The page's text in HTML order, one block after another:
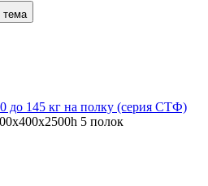
тема
до 145 кг на полку (серия СТФ)
5 полок